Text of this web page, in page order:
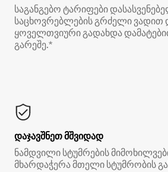
საგანგებო ტარიფები
საცხოვრებლების გრძელი ვადით
ყოველთვიური გადახდა
გარეშე.*
დაჯავშნეთ მშვიდად
ნამდვილი სტუმრების
მხარდაჭერა მთელი სტუმრობის